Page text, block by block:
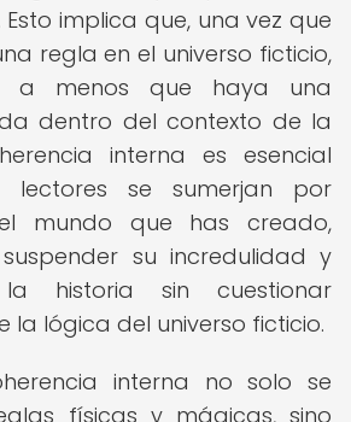
implica que, una vez que
regla en el universo ficticio,
a menos que haya una
dentro del contexto de la
interna es esencial
se sumerjan por
mundo que has creado,
su incredulidad y
historia sin cuestionar
la lógica del universo ficticio.
interna no solo se
físicas y mágicas, sino